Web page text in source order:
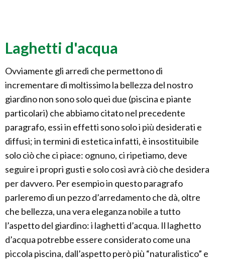
Laghetti d'acqua
Ovviamente gli arredi che permettono di
incrementare di moltissimo la bellezza del nostro
giardino non sono solo quei due (piscina e piante
particolari) che abbiamo citato nel precedente
paragrafo, essi in effetti sono solo i più desiderati e
diffusi; in termini di estetica infatti, è insostituibile
solo ciò che ci piace: ognuno, ci ripetiamo, deve
seguire i propri gusti e solo così avrà ciò che desidera
per davvero. Per esempio in questo paragrafo
parleremo di un pezzo d’arredamento che dà, oltre
che bellezza, una vera eleganza nobile a tutto
l’aspetto del giardino: i laghetti d’acqua. Il laghetto
d’acqua potrebbe essere considerato come una
piccola piscina, dall’aspetto però più “naturalistico” e